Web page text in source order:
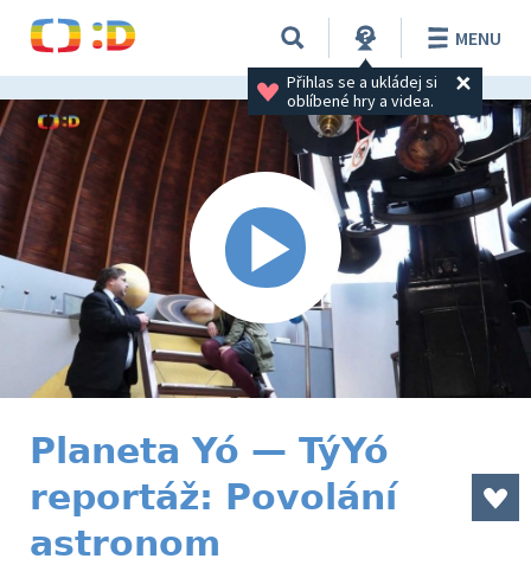
Přihlas se a ukládej si
oblíbené hry a videa.
MENU
Planeta Yó — TýYó
reportáž: Povolání
astronom